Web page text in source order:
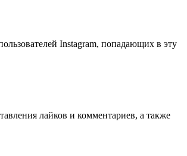
Instagram, попадающих в эту
лайков и комментариев, а также